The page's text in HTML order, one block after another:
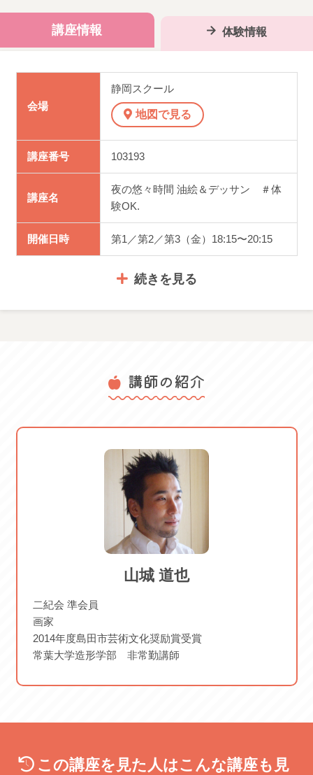
基本から丁寧に指導しますので、まったく初めての方も大
絵画をやっているけれど、上達のためにデッサン力をつけ
講座情報
会場
静岡スクール
地図で見る
講座番号 103193
講座名
夜の悠々時間 油絵＆デッサン ＃体
験OK.
開催日時 第1／第2／第3（金）18:15〜20:15
続きを見る
体験情報
手ぶらでOK
体験はデッサンです 体験可能日：
2026/06/05 金 2026/06/12 金
2026/06/19 金 2026/07/03 金
2026/07/10 金 2026/07/17 金
2026/07/31 金 2026/08/07 金
2026/08/21 金 2026/09/04 金
2026/09/11 金 2026/09/18 金
講師の紹介
山城 道也
二紀会 準会員
画家
2014年度島田市芸術文化奨励賞受賞
常葉大学造形学部 非常勤講師
この講座を見た人はこんな講座も見